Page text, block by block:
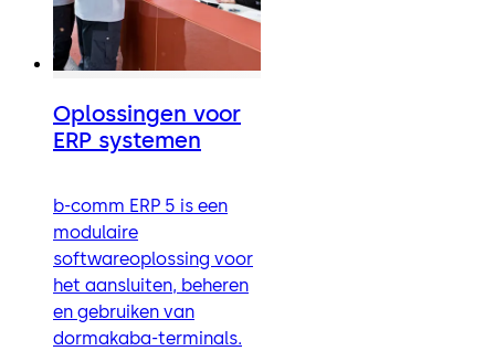
Oplossingen voor
ERP systemen
b-comm ERP 5 is een
modulaire
softwareoplossing voor
het aansluiten, beheren
en gebruiken van
dormakaba-terminals.